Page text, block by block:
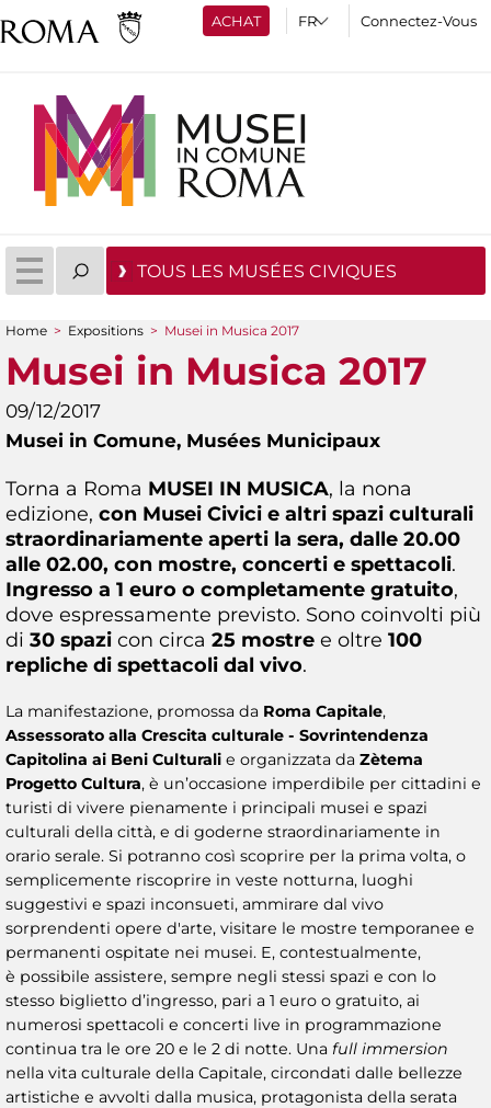
ACHAT Connectez-Vous
TOUS LES MUSÉES CIVIQUES
You are here
Home > Expositions > Musei in Musica 2017
Musei in Musica 2017
09/12/2017
Musei in Comune, Musées Municipaux
Torna a Roma MUSEI IN MUSICA, la nona
edizione, con Musei Civici e altri spazi culturali
straordinariamente aperti la sera, dalle 20.00
alle 02.00, con mostre, concerti e spettacoli.
Ingresso a 1 euro o completamente gratuito,
dove espressamente previsto. Sono coinvolti più
di 30 spazi con circa 25 mostre e oltre 100
repliche di spettacoli dal vivo.
La manifestazione, promossa da Roma Capitale,
Assessorato alla Crescita culturale - Sovrintendenza
Capitolina ai Beni Culturali e organizzata da Zètema
Progetto Cultura, è un’occasione imperdibile per cittadini e
turisti di vivere pienamente i principali musei e spazi
culturali della città, e di goderne straordinariamente in
orario serale. Si potranno così scoprire per la prima volta, o
semplicemente riscoprire in veste notturna, luoghi
suggestivi e spazi inconsueti, ammirare dal vivo
sorprendenti opere d'arte, visitare le mostre temporanee e
permanenti ospitate nei musei. E, contestualmente,
è possibile assistere, sempre negli stessi spazi e con lo
stesso biglietto d’ingresso, pari a 1 euro o gratuito, ai
numerosi spettacoli e concerti live in programmazione
continua tra le ore 20 e le 2 di notte. Una full immersion
nella vita culturale della Capitale, circondati dalle bellezze
artistiche e avvolti dalla musica, protagonista della serata